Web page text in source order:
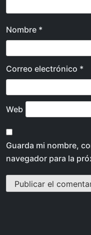
Nombre *
Correo electrónico *
Web
Guarda mi nombre,
navegador para la